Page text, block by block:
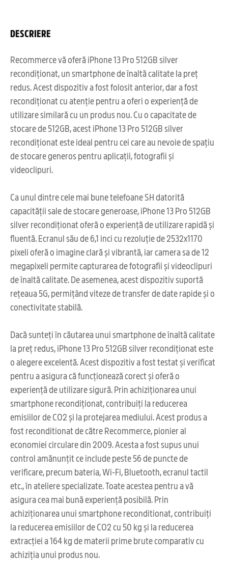
DESCRIERE
Recommerce vă oferă iPhone 13 Pro 512GB silver
recondiționat, un smartphone de înaltă calitate la preț
redus. Acest dispozitiv a fost folosit anterior, dar a fost
recondiționat cu atenție pentru a oferi o experiență de
utilizare similară cu un produs nou. Cu o capacitate de
stocare de 512GB, acest iPhone 13 Pro 512GB silver
recondiționat este ideal pentru cei care au nevoie de spațiu
de stocare generos pentru aplicații, fotografii și
videoclipuri.
Ca unul dintre cele mai bune telefoane SH datorită
capacității sale de stocare generoase, iPhone 13 Pro 512GB
silver recondiționat oferă o experiență de utilizare rapidă și
fluentă. Ecranul său de 6,1 inci cu rezoluție de 2532x1170
pixeli oferă o imagine clară și vibrantă, iar camera sa de 12
megapixeli permite capturarea de fotografii și videoclipuri
de înaltă calitate. De asemenea, acest dispozitiv suportă
rețeaua 5G, permițând viteze de transfer de date rapide și o
conectivitate stabilă.
Dacă sunteți în căutarea unui smartphone de înaltă calitate
la preț redus, iPhone 13 Pro 512GB silver recondiționat este
o alegere excelentă. Acest dispozitiv a fost testat și verificat
pentru a asigura că funcționează corect și oferă o
experiență de utilizare sigură. Prin achiziționarea unui
smartphone recondiționat, contribuiți la reducerea
emisiilor de CO2 și la protejarea mediului. Acest produs a
fost reconditionat de către Recommerce, pionier al
economiei circulare din 2009. Acesta a fost supus unui
control amănunțit ce include peste 56 de puncte de
verificare, precum bateria, Wi-Fi, Bluetooth, ecranul tactil
etc., în ateliere specializate. Toate acestea pentru a vă
asigura cea mai bună experiență posibilă. Prin
achiziționarea unui smartphone reconditionat, contribuiți
la reducerea emisiilor de CO2 cu 50 kg și la reducerea
extracției a 164 kg de materii prime brute comparativ cu
achiziția unui produs nou.